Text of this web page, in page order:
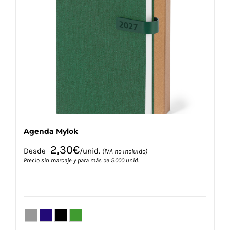
opciones
se
pueden
elegir
la
página
de
producto
Agenda Mylok
Desde 2,30€/unid. (IVA no incluido)
Precio sin marcaje y para más de 5.000 unid.